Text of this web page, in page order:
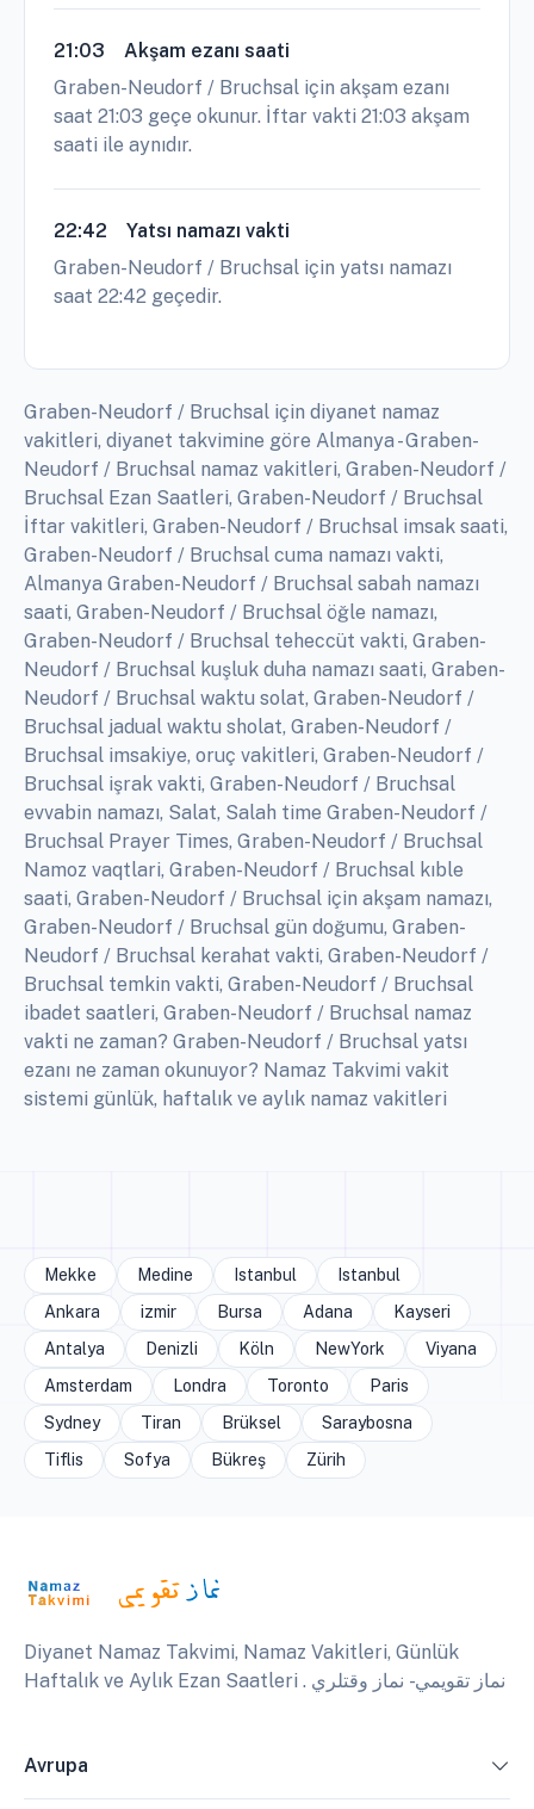
21:03
Akşam ezanı saati
Graben-Neudorf / Bruchsal için akşam ezanı
saat 21:03 geçe okunur. İftar vakti 21:03 akşam
saati ile aynıdır.
22:42
Yatsı namazı vakti
Graben-Neudorf / Bruchsal için yatsı namazı
saat 22:42 geçedir.
Graben-Neudorf / Bruchsal için diyanet namaz
vakitleri, diyanet takvimine göre Almanya - Graben-
Neudorf / Bruchsal namaz vakitleri, Graben-Neudorf /
Bruchsal Ezan Saatleri, Graben-Neudorf / Bruchsal
İftar vakitleri, Graben-Neudorf / Bruchsal imsak saati,
Graben-Neudorf / Bruchsal cuma namazı vakti,
Almanya Graben-Neudorf / Bruchsal sabah namazı
saati, Graben-Neudorf / Bruchsal öğle namazı,
Graben-Neudorf / Bruchsal teheccüt vakti, Graben-
Neudorf / Bruchsal kuşluk duha namazı saati, Graben-
Neudorf / Bruchsal waktu solat, Graben-Neudorf /
Bruchsal jadual waktu sholat, Graben-Neudorf /
Bruchsal imsakiye, oruç vakitleri, Graben-Neudorf /
Bruchsal işrak vakti, Graben-Neudorf / Bruchsal
evvabin namazı, Salat, Salah time Graben-Neudorf /
Bruchsal Prayer Times, Graben-Neudorf / Bruchsal
Namoz vaqtlari, Graben-Neudorf / Bruchsal kıble
saati, Graben-Neudorf / Bruchsal için akşam namazı,
Graben-Neudorf / Bruchsal gün doğumu, Graben-
Neudorf / Bruchsal kerahat vakti, Graben-Neudorf /
Bruchsal temkin vakti, Graben-Neudorf / Bruchsal
ibadet saatleri, Graben-Neudorf / Bruchsal namaz
vakti ne zaman? Graben-Neudorf / Bruchsal yatsı
ezanı ne zaman okunuyor? Namaz Takvimi vakit
sistemi günlük, haftalık ve aylık namaz vakitleri
Mekke Medine Istanbul
Istanbul
Ankara
izmir Bursa Adana
Kayseri
Antalya
Denizli Köln NewYork
Viyana
Amsterdam
Londra Toronto
Paris
Sydney
Tiran Brüksel
Saraybosna
Tiflis
Sofya Bükreş Zürih
Diyanet Namaz Takvimi, Namaz Vakitleri, Günlük
Haftalık ve Aylık Ezan Saatleri . نماز تقويمي - نماز وقتلري
Avrupa